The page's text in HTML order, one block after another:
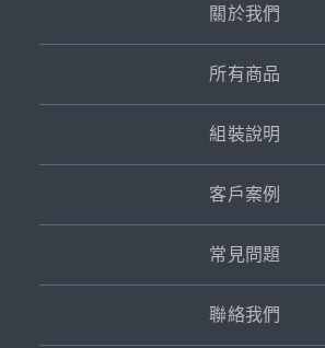
關於我們
所有商品
組裝說明
客戶案例
常見問題
聯絡我們